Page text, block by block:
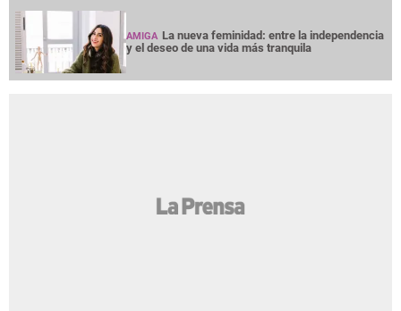
AMIGA La nueva feminidad: entre la independencia
y el deseo de una vida más tranquila